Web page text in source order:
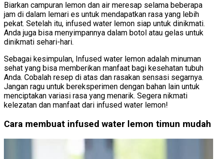
Biarkan campuran lemon dan air meresap selama beberapa
jam di dalam lemari es untuk mendapatkan rasa yang lebih
pekat. Setelah itu, infused water lemon siap untuk dinikmati.
Anda juga bisa menyimpannya dalam botol atau gelas untuk
dinikmati sehari-hari.
Sebagai kesimpulan, Infused water lemon adalah minuman
sehat yang bisa memberikan manfaat bagi kesehatan tubuh
Anda. Cobalah resep di atas dan rasakan sensasi segarnya.
Jangan ragu untuk bereksperimen dengan bahan lain untuk
menciptakan variasi rasa yang menarik. Segera nikmati
kelezatan dan manfaat dari infused water lemon!
Cara membuat infused water lemon timun mudah